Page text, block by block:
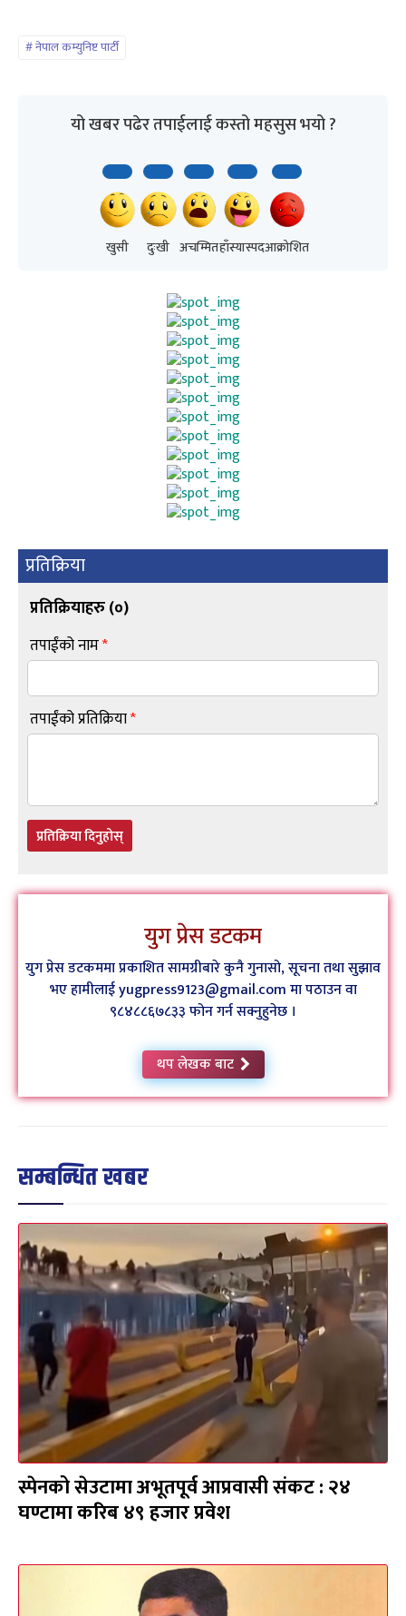
नेपाल कम्युनिष्ट पार्टी
यो खबर पढेर तपाईलाई कस्तो महसुस भयो ?
खुसी दुःखी अचम्मितहाँस्यास्पदआक्रोशित
प्रतिक्रिया
प्रतिक्रियाहरु (०)
तपाईंको नाम*
तपाईंको प्रतिक्रिया*
प्रतिक्रिया दिनुहोस्
युग प्रेस डटकम
युग प्रेस डटकममा प्रकाशित सामग्रीबारे कुनै गुनासो, सूचना तथा सुझाव
भए हामीलाई yugpress9123@gmail.com मा पठाउन वा
९८४८८६७८३३ फोन गर्न सक्नुहुनेछ ।
थप लेखक बाट
सम्बन्धित खबर
स्पेनको सेउटामा अभूतपूर्व आप्रवासी संकट : २४
घण्टामा करिब ४९ हजार प्रवेश